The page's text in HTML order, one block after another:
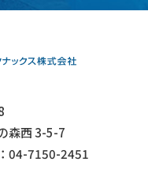
森西 3-5-7
04-7150-2451